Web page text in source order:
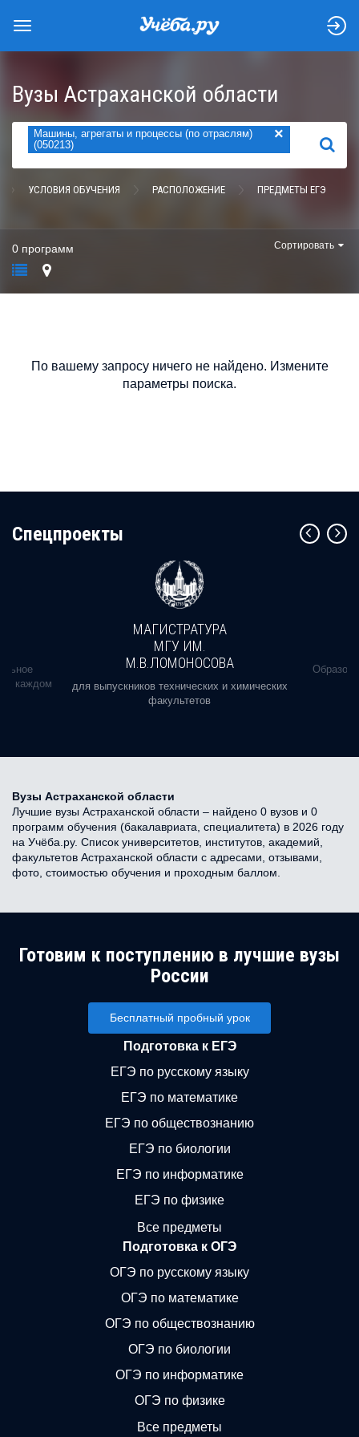
Вузы Астраханской области
Машины, агрегаты и процессы (по отраслям)
(050213)
×
НАЙТИ
УСЛОВИЯ ОБУЧЕНИЯ РАСПОЛОЖЕНИЕ ПРЕДМЕТЫ ЕГЭ
0 программ Сортировать
По вашему запросу ничего не найдено. Измените
параметры поиска.
Cпецпроекты
в каждом
МАГИСТРАТУРА
МГУ ИМ.
М.В.ЛОМОНОСОВА
для выпускников технических и химических
факультетов
Вузы Астраханской области
Лучшие вузы Астраханской области – найдено 0 вузов и 0
программ обучения (бакалавриата, специалитета) в 2026 году
на Учёба.ру. Список университетов, институтов, академий,
факультетов Астраханской области с адресами, отзывами,
фото, стоимостью обучения и проходным баллом.
Готовим к поступлению в лучшие вузы
России
Бесплатный пробный урок
Подготовка к ЕГЭ
ЕГЭ по русскому языку
ЕГЭ по математике
ЕГЭ по обществознанию
ЕГЭ по биологии
ЕГЭ по информатике
ЕГЭ по физике
Все предметы
Подготовка к ОГЭ
ОГЭ по русскому языку
ОГЭ по математике
ОГЭ по обществознанию
ОГЭ по биологии
ОГЭ по информатике
ОГЭ по физике
Все предметы